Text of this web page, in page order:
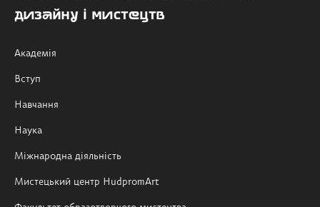
дизайну і мистецтв
Академія
Вступ
Навчання
Наука
Міжнародна діяльність
Мистецький центр HudpromArt